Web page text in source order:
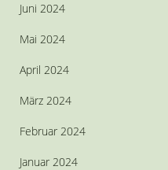
Juni 2024
Mai 2024
April 2024
März 2024
Februar 2024
Januar 2024